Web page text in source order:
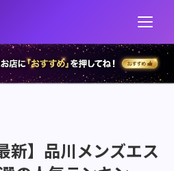
新】品川メンズエス